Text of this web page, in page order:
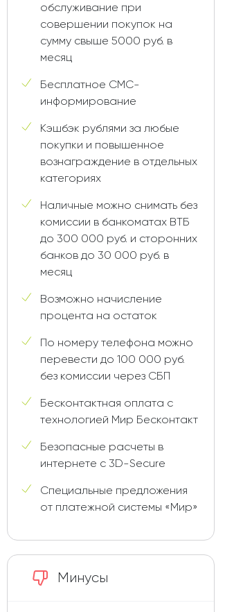
обслуживание при
совершении покупок на
сумму свыше 5000 руб. в
месяц
Бесплатное СМС-
информирование
Кэшбэк рублями за любые
покупки и повышенное
вознаграждение в отдельных
категориях
Наличные можно снимать без
комиссии в банкоматах ВТБ
до 300 000 руб. и сторонних
банков до 30 000 руб. в
месяц
Возможно начисление
процента на остаток
По номеру телефона можно
перевести до 100 000 руб.
без комиссии через СБП
Бесконтактная оплата с
технологией Мир Бесконтакт
Безопасные расчеты в
интернете с 3D-Secure
Специальные предложения
от платежной системы «Мир»
Минусы